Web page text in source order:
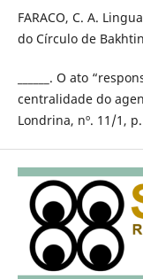
FARACO, C. A.
do Círculo de
______. O ato
centralidade do
Londrina, nº. 11/1,